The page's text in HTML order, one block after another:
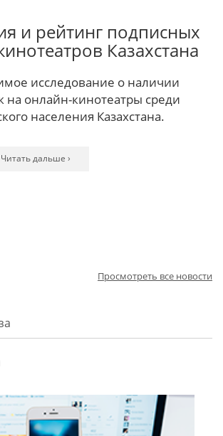
и рейтинг подписных
Казахстана
исследование о наличии
на онлайн-кинотеатры среди
населения Казахстана.
Читать дальше ›
Читать дальше ›
Читать дальше ›
Читать дальше ›
Просмотреть все новости